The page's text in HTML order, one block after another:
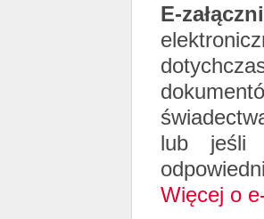
E-
lub jeśli
Więcej o